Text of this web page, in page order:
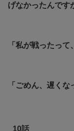
げなかったんです
「私が戦ったっ
「ごめん、遅くな
10話